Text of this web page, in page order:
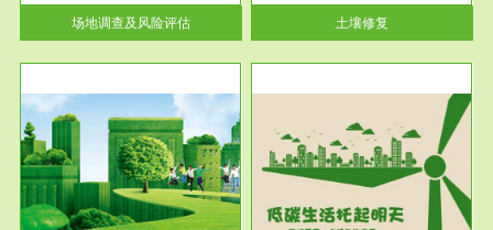
场地调查及风险评估 土壤修复
服务范围
废气处理工程